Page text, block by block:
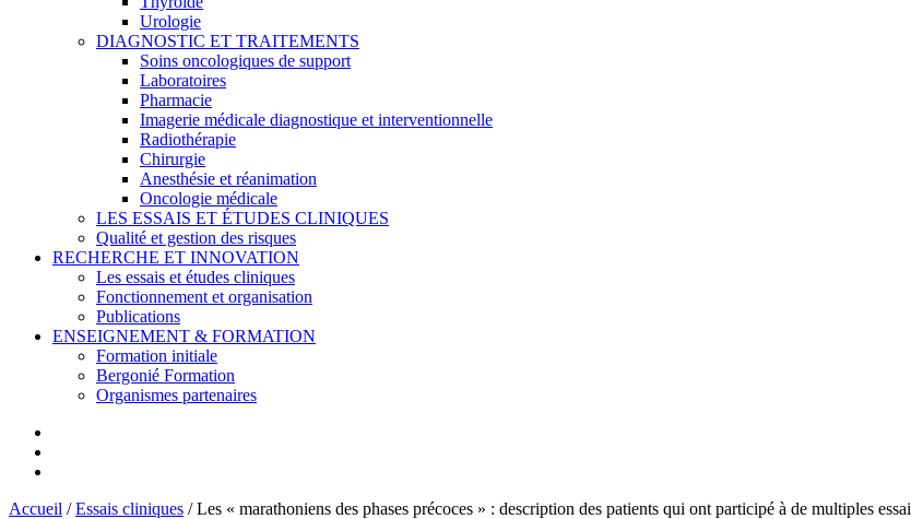
Urologie
DIAGNOSTIC ET TRAITEMENTS
Soins oncologiques de support
Laboratoires
Pharmacie
Imagerie médicale diagnostique et interventionnelle
Radiothérapie
Chirurgie
Anesthésie et réanimation
Oncologie médicale
LES ESSAIS ET ÉTUDES CLINIQUES
Qualité et gestion des risques
RECHERCHE ET INNOVATION
Les essais et études cliniques
Fonctionnement et organisation
Publications
ENSEIGNEMENT & FORMATION
Formation initiale
Bergonié Formation
Organismes partenaires
Accueil /Essais cliniques /Les « marathoniens des phases précoces » : description des patients qui ont participé à de multiples